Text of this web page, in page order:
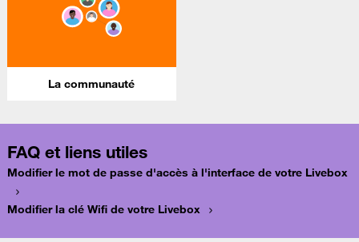
La communauté
FAQ et liens utiles
Modifier le mot de passe d'accès à l'interface de votre Livebox
Modifier la clé Wifi de votre Livebox